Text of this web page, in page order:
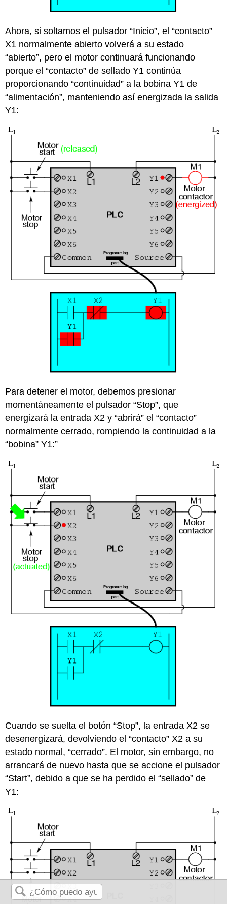
Ahora, si soltamos el pulsador “Inicio”, el “contacto”
X1 normalmente abierto volverá a su estado
“abierto”, pero el motor continuará funcionando
porque el “contacto” de sellado Y1 continúa
proporcionando “continuidad” a la bobina Y1 de
“alimentación”, manteniendo así energizada la salida
Y1:
Para detener el motor, debemos presionar
momentáneamente el pulsador “Stop”, que
energizará la entrada X2 y “abrirá” el “contacto”
normalmente cerrado, rompiendo la continuidad a la
“bobina” Y1:”
Cuando se suelta el botón “Stop”, la entrada X2 se
desenergizará, devolviendo el “contacto” X2 a su
estado normal, “cerrado”. El motor, sin embargo, no
arrancará de nuevo hasta que se accione el pulsador
“Start”, debido a que se ha perdido el “sellado” de
Y1: